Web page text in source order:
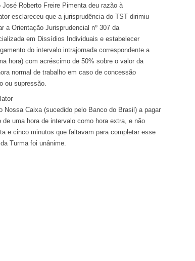
Roberto Freire Pimenta deu razão à
esclareceu que a jurisprudência do TST dirimiu
a Orientação Jurisprudencial nº 307 da
em Dissídios Individuais e estabelecer
do intervalo intrajornada correspondente a
hora) com acréscimo de 50% sobre o valor da
normal de trabalho em caso de concessão
ou supressão.
Nossa Caixa (sucedido pelo Banco do Brasil) a pagar
de uma hora de intervalo como hora extra, e não
e cinco minutos que faltavam para completar esse
Turma foi unânime.